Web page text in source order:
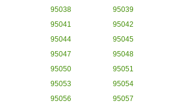
95038
95039
95041
95042
95044
95045
95047
95048
95050
95051
95053
95054
95056
95057